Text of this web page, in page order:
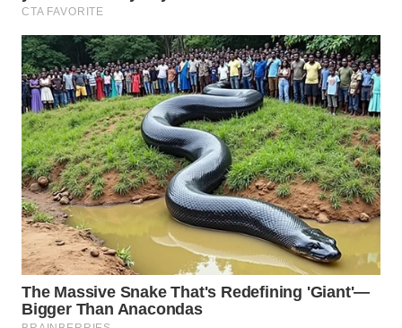
WN
NIAS
WN
LANGKAT
WN
TAPANULI
SELATAN
WN
TANJUNG
LESUNG
WN